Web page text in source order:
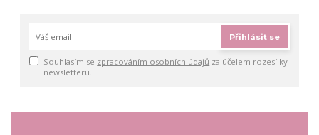
Přihlásit se
Souhlasím se zpracováním osobních údajů za účelem rozesílky
newsletteru.